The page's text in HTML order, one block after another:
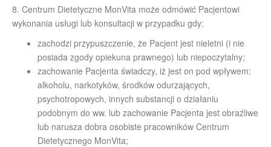
8. Centrum Dietetyczne MonVita może odmówić Pacjentowi
wykonania usługi lub konsultacji w przypadku gdy:
zachodzi przypuszczenie, że Pacjent jest nieletni (i nie
posiada zgody opiekuna prawnego) lub niepoczytalny;
zachowanie Pacjenta świadczy, iż jest on pod wpływem:
alkoholu, narkotyków, środków odurzających,
psychotropowych, innych substancji o działaniu
podobnym do ww. lub zachowanie Pacjenta jest obraźliwe
lub narusza dobra osobiste pracowników Centrum
Dietetycznego MonVita;